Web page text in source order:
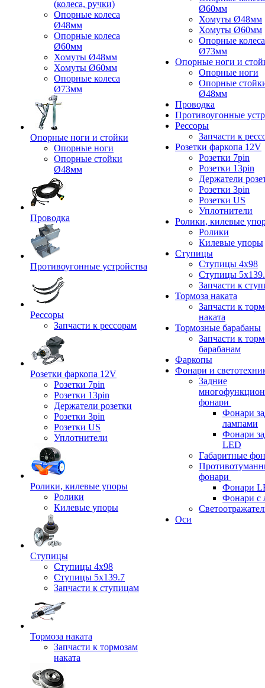
(колеса, ручки)
Опорные колеса
Ø48мм
Опорные колеса
Ø60мм
Хомуты Ø48мм
Хомуты Ø60мм
Опорные колеса
Ø73мм
Опорные ноги и стойки
Опорные ноги
Опорные стойки
Ø48мм
Проводка
Противоугонные устройства
Рессоры
Запчасти к рессорам
Розетки фаркопа 12V
Розетки 7pin
Розетки 13pin
Держатели розетки
Розетки 3pin
Розетки US
Уплотнители
Ролики, килевые упоры
Ролики
Килевые упоры
Ступицы
Ступицы 4x98
Ступицы 5x139.7
Запчасти к ступицам
Тормоза наката
Запчасти к тормозам
наката
Ø60мм
Хомуты Ø48мм
Хомуты Ø60мм
Опорные колеса
Ø73мм
Опорные ноги и
Опорные ноги
Опорные
Ø48мм
Проводка
Противоугонные
Рессоры
Запчасти к
Розетки фаркопа 12V
Розетки 7pin
Розетки 13pin
Держатели
Розетки 3pin
Розетки US
Уплотнители
Ролики, килевые
Ролики
Килевые упоры
Ступицы
Ступицы 4x98
Ступицы
Запчасти к
Тормоза наката
Запчасти к
наката
Тормозные барабаны
Запчасти к
барабанам
Фаркопы
Фонари и
Задние
фонари
Фонари
лампами
Фонари
LED
Габаритные
фонари
Фонари
Фонари с
Оси